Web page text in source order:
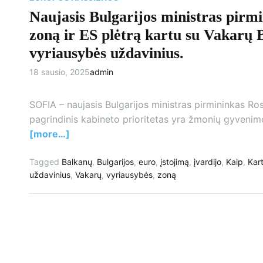
Naujasis Bulgarijos ministras
zoną ir ES plėtrą kartu su Vakarų
vyriausybės uždavinius.
18 sausio, 2025admin
SOFIA – naujasis Bulgarijos ministras pirmininkas
pagrindinis kabineto prioritetas yra žmonių
[more…]
Tagged Balkanų, Bulgarijos, euro, įstojimą, įvardijo, Kaip,
uždavinius, Vakarų, vyriausybės, zoną